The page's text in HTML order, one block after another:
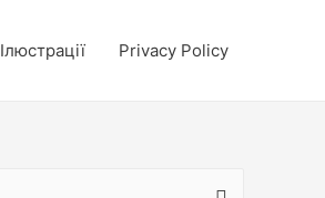
Ілюстрації Privacy Policy